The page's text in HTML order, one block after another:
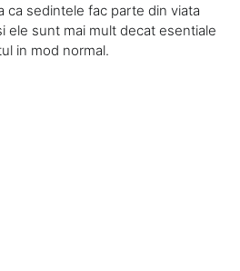
ca sedintele fac parte din viata
ele sunt mai mult decat esentiale
in mod normal.